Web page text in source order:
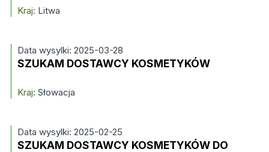
Kraj: Litwa
Data wysylki: 2025-03-28
SZUKAM DOSTAWCY KOSMETYKÓW
Kraj: Słowacja
Data wysylki: 2025-02-25
SZUKAM DOSTAWCY KOSMETYKÓW DO